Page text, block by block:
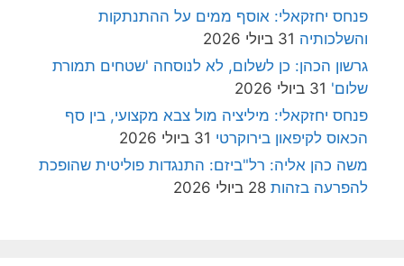
פנחס יחזקאלי: אוסף ממים על ההתנתקות
והשלכותיה 31 ביולי 2026
גרשון הכהן: כן לשלום, לא לנוסחה 'שטחים תמורת
שלום' 31 ביולי 2026
פנחס יחזקאלי: מיליציה מול צבא מקצועי, בין סף
הכאוס לקיפאון בירוקרטי 31 ביולי 2026
משה כהן אליה: רל"ביזם: התנגדות פוליטית שהופכת
להפרעה בזהות 28 ביולי 2026